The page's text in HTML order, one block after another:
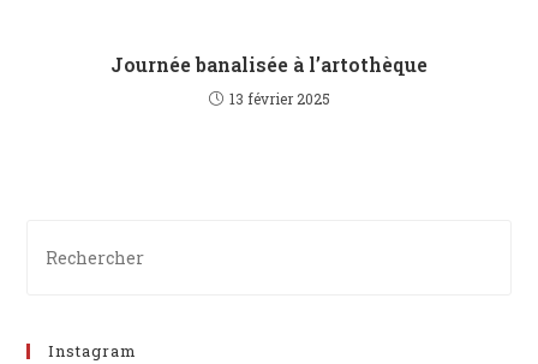
Journée banalisée à l’artothèque
13 février 2025
Instagram